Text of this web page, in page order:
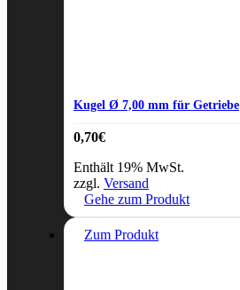
Kugel Ø 7,00 mm für Getriebe
0,70€
Enthält 19% MwSt.
zzgl. Versand
Gehe zum Produkt
Zum Produkt